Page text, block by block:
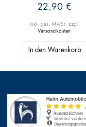
22,90 €
inkl. ges. MwSt. zzgl.
Versandkosten
In den Warenkorb